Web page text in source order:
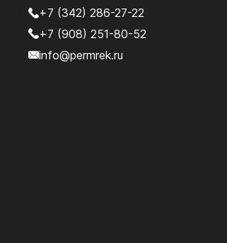
+7 (342) 286-27-22
+7 (908) 251-80-52
info@permrek.ru